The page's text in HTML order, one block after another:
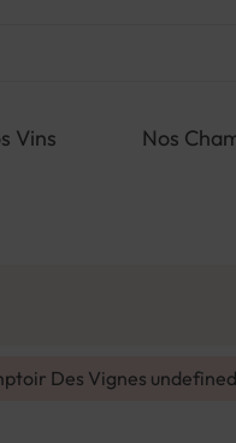
Vins Nos
Des Vignes undefined